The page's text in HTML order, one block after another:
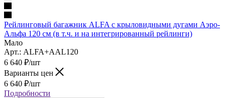
Рейлинговый багажник ALFA с крыловидными дугами Аэро-
Альфа 120 см (в т.ч. и на интегрированный рейлинги)
Мало
Арт.: ALFA+AAL120
6 640 ₽/шт
Варианты цен
6 640 ₽/шт
Подробности